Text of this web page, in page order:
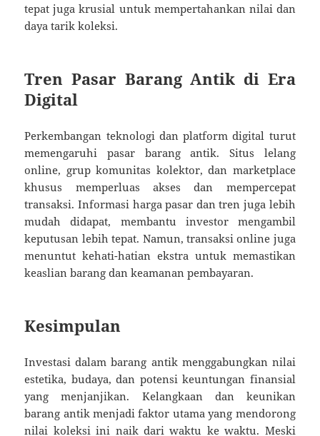
tepat juga krusial untuk mempertahankan nilai dan
daya tarik koleksi.
Tren Pasar Barang Antik di Era
Digital
Perkembangan teknologi dan platform digital turut
memengaruhi pasar barang antik. Situs lelang
online, grup komunitas kolektor, dan marketplace
khusus memperluas akses dan mempercepat
transaksi. Informasi harga pasar dan tren juga lebih
mudah didapat, membantu investor mengambil
keputusan lebih tepat. Namun, transaksi online juga
menuntut kehati-hatian ekstra untuk memastikan
keaslian barang dan keamanan pembayaran.
Kesimpulan
Investasi dalam barang antik menggabungkan nilai
estetika, budaya, dan potensi keuntungan finansial
yang menjanjikan. Kelangkaan dan keunikan
barang antik menjadi faktor utama yang mendorong
nilai koleksi ini naik dari waktu ke waktu. Meski